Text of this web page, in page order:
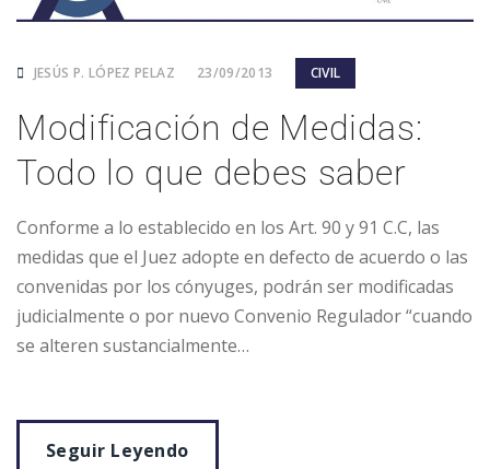
JESÚS P. LÓPEZ PELAZ 23/09/2013 CIVIL
Modificación de Medidas:
Todo lo que debes saber
Conforme a lo establecido en los Art. 90 y 91 C.C, las
medidas que el Juez adopte en defecto de acuerdo o las
convenidas por los cónyuges, podrán ser modificadas
judicialmente o por nuevo Convenio Regulador “cuando
se alteren sustancialmente…
Seguir Leyendo